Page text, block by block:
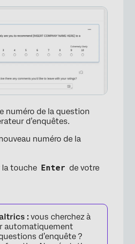
×
numéro de la question
d’enquêtes.
numéro de la
la touche Enter de votre
: vous cherchez à
automatiquement
d’enquête ?